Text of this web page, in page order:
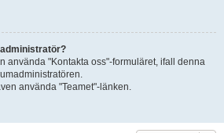
använda "Kontakta oss"-formuläret, ifall denna
använda "Teamet"-länken.